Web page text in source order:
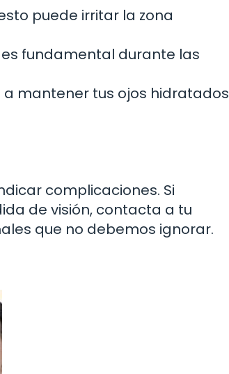
puede irritar la zona
fundamental durante las
a mantener tus ojos hidratados
complicaciones. Si
de visión, contacta a tu
que no debemos ignorar.